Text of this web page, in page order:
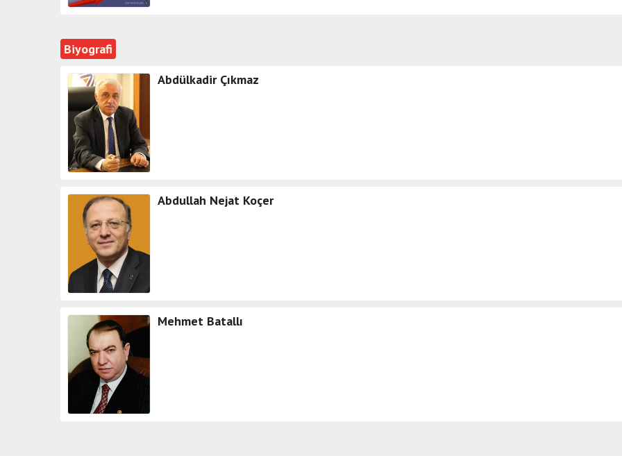
Biyografi
Abdülkadir Çıkmaz
Abdullah Nejat Koçer
Mehmet Batallı